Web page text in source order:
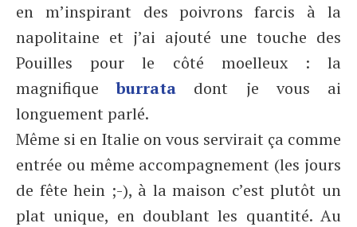
en m’inspirant des poivrons farcis à la
napolitaine et j’ai ajouté une touche des
Pouilles pour le côté moelleux : la
magnifiqueburrata dont je vous ai
longuement parlé.
Même si en Italie on vous servirait ça comme
entrée ou même accompagnement (les jours
de fête hein ;-), à la maison c’est plutôt un
plat unique, en doublant les quantité. Au